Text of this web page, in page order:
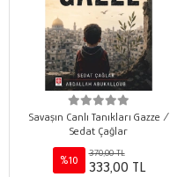
Savaşın Canlı Tanıkları Gazze /
Sedat Çağlar
%10
370,00 TL
333,00 TL